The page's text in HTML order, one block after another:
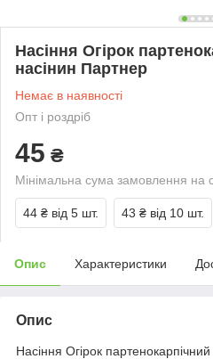
Насіння Огірок
насінин Партнер
Немає в наявності
Опт і роздріб
45 ₴
Мінімальна сума замовлення на
44 ₴ від 5 шт. 43 ₴ від 10 шт.
Опис Характеристики
Опис
Насіння Огірок